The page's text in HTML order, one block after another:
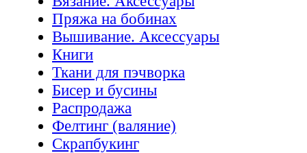
Пряжа на бобинах
Вышивание. Аксессуары
Книги
Ткани для пэчворка
Бисер и бусины
Распродажа
Фелтинг (валяние)
Скрапбукинг